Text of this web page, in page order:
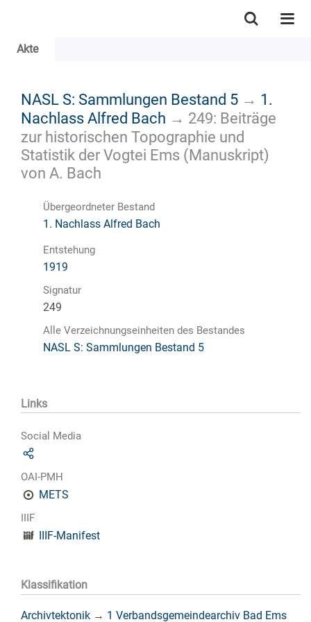
Akte
NASL S: Sammlungen Bestand 5 → 1.
Nachlass Alfred Bach → 249: Beiträge
zur historischen Topographie und
Statistik der Vogtei Ems (Manuskript)
von A. Bach
Übergeordneter Bestand
1. Nachlass Alfred Bach
Entstehung
1919
Signatur
249
Alle Verzeichnungseinheiten des Bestandes
NASL S: Sammlungen Bestand 5
Links
Social Media
OAI-PMH
METS
IIIF
IIIF-Manifest
Klassifikation
Archivtektonik → 1 Verbandsgemeindearchiv Bad Ems